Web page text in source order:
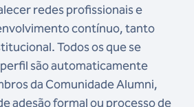
redes profissionais e
contínuo, tanto
Todos os que se
são automaticamente
da Comunidade Alumni,
adesão formal ou processo de